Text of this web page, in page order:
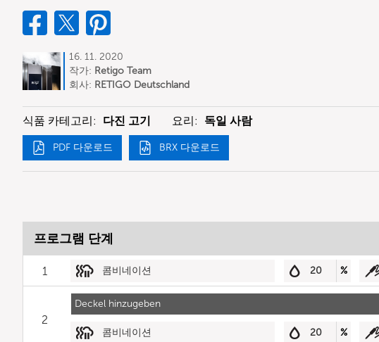
16. 11. 2020
작가: Retigo Team
Deutschland
회사: RETIGO Deutschland
식품 카테고리: 다진 고기 요리: 독일 사람
PDF 다운로드 BRX 다운로드
프로그램 단계
1 콤비네이션 20 %
Deckel hinzugeben
2
콤비네이션 20 %